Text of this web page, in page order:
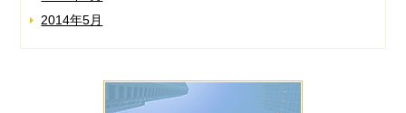
2014年5月